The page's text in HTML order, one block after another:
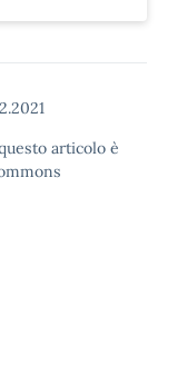
articolo è